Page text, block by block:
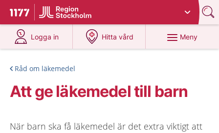
Till startsidan för 1177
Du har valt region
Logga in
på 1177.se
Hitta vård
på 1177.se
Meny
Råd om läkemedel
Att ge läkemedel till barn
När barn ska få läkemedel är det extra viktigt att